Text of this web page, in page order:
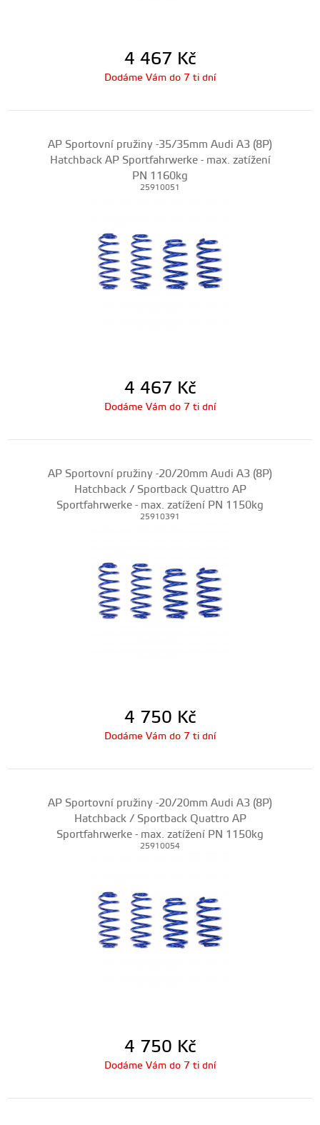
4 467 Kč
Dodáme Vám do 7 ti dní
AP Sportovní pružiny -35/35mm Audi A3 (8P)
Hatchback AP Sportfahrwerke - max. zatížení
PN 1160kg
25910051
4 467 Kč
Dodáme Vám do 7 ti dní
AP Sportovní pružiny -20/20mm Audi A3 (8P)
Hatchback / Sportback Quattro AP
Sportfahrwerke - max. zatížení PN 1150kg
25910391
4 750 Kč
Dodáme Vám do 7 ti dní
AP Sportovní pružiny -20/20mm Audi A3 (8P)
Hatchback / Sportback Quattro AP
Sportfahrwerke - max. zatížení PN 1150kg
25910054
4 750 Kč
Dodáme Vám do 7 ti dní